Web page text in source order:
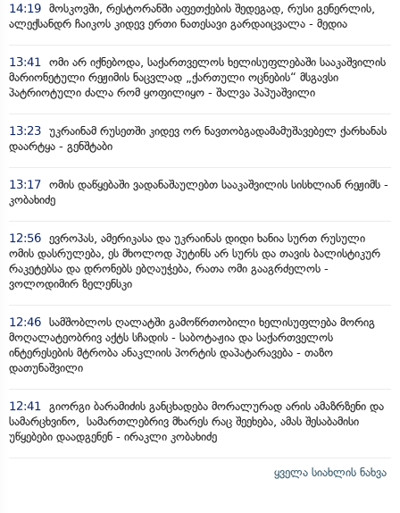
14:19 მოსკოვში, რესტორანში აფეთქების შედეგად, რუსი გენერლის,
ალექსანდრ ჩაიკოს კიდევ ერთი ნათესავი გარდაიცვალა - მედია
13:41
ომი არ იქნებოდა, საქართველოს ხელისუფლებაში სააკაშვილის
მარიონეტული რეჟიმის ნაცვლად „ქართული ოცნების“ მსგავსი
პატრიოტული ძალა რომ ყოფილიყო - შალვა პაპუაშვილი
13:23 უკრაინამ რუსეთში კიდევ ორ ნავთობგადამამუშავებელ ქარხანას
დაარტყა - გენშტაბი
13:17 ომის დაწყებაში ვადანაშაულებთ სააკაშვილის სისხლიან რეჟიმს -
კობახიძე
12:56 ევროპას, ამერიკასა და უკრაინას დიდი ხანია სურთ რუსული
ომის დასრულება, ეს მხოლოდ პუტინს არ სურს და თავის ბალისტიკურ
რაკეტებსა და დრონებს ებღაუჭება, რათა ომი გააგრძელოს -
ვოლოდიმირ ზელენსკი
12:46 სამშობლოს ღალატში გამოწრთობილი ხელისუფლება მორიგ
მოღალატეობრივ აქტს სჩადის - საბოტაჟია და საქართველოს
ინტერესების მტრობა ანაკლიის პორტის დაპატარავება - თაზო
დათუნაშვილი
12:41
გიორგი ბარამიძის განცხადება მორალურად არის ამაზრზენი და
სამარცხვინო, სამართლებრივ მხარეს რაც შეეხება, ამას შესაბამისი
უწყებები დაადგენენ - ირაკლი კობახიძე
ყველა სიახლის ნახვა